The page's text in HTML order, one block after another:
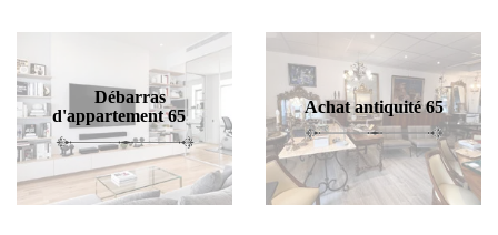
Débarras
d'appartement 65
Achat antiquité 65